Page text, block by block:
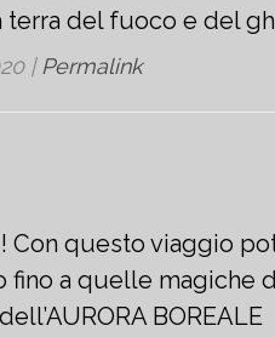
del fuoco e del
| Permalink
Con questo viaggio
a quelle magiche
BOREALE